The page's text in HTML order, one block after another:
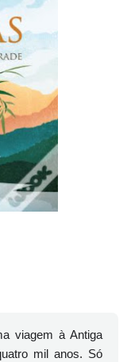
viagem à Antiga
mil anos. Só